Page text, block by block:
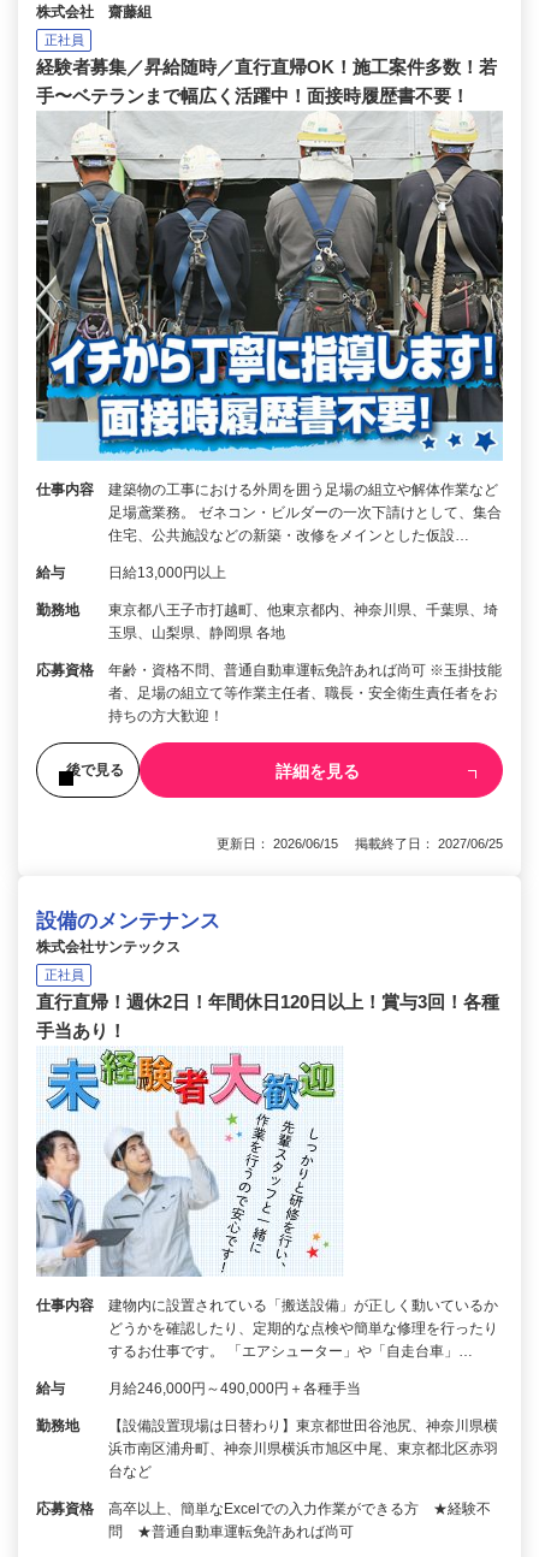
株式会社 齋藤組
正社員
経験者募集／昇給随時／直行直帰OK！施工案件多数！若
手〜ベテランまで幅広く活躍中！面接時履歴書不要！
仕事内容
建築物の工事における外周を囲う足場の組立や解体作業など
足場鳶業務。 ゼネコン・ビルダーの一次下請けとして、集合
住宅、公共施設などの新築・改修をメインとした仮設…
給与 日給13,000円以上
勤務地
東京都八王子市打越町、他東京都内、神奈川県、千葉県、埼
玉県、山梨県、静岡県 各地
応募資格
年齢・資格不問、普通自動車運転免許あれば尚可 ※玉掛技能
者、足場の組立て等作業主任者、職長・安全衛生責任者をお
持ちの方大歓迎！
後で見る 詳細を見る
更新日： 2026/06/15 掲載終了日： 2027/06/25
設備のメンテナンス
株式会社サンテックス
正社員
直行直帰！週休2日！年間休日120日以上！賞与3回！各種
手当あり！
仕事内容
建物内に設置されている「搬送設備」が正しく動いているか
どうかを確認したり、定期的な点検や簡単な修理を行ったり
するお仕事です。 「エアシューター」や「自走台車」…
給与 月給246,000円～490,000円＋各種手当
勤務地
【設備設置現場は日替わり】東京都世田谷池尻、神奈川県横
浜市南区浦舟町、神奈川県横浜市旭区中尾、東京都北区赤羽
台など
応募資格
高卒以上、簡単なExcelでの入力作業ができる方 ★経験不
問 ★普通自動車運転免許あれば尚可